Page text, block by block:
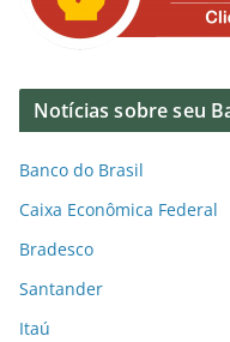
Notícias sobre seu
Banco do Brasil
Caixa Econômica Federal
Bradesco
Santander
Itaú